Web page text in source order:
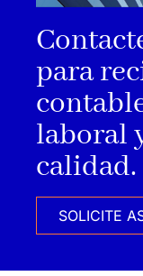
para
laboral
calidad.
SOLICITE